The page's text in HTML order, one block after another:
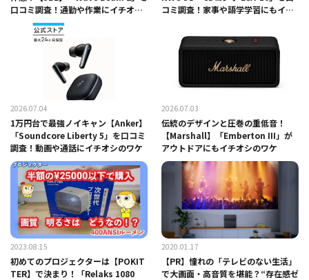
口コミ調査！通勤や作業にイチオシ
コミ調査！家事や語学学習にもイチ
2026.07.04
1万円台で最強ノイキャン【Anker】
「Soundcore Liberty 5」を口コミ
調査！動画や通話にイチオシのワケ
2026.07.03
伝統のデザインと圧巻の重低音！
【Marshall】「Emberton III」が
アウトドアにもイチオシのワケ
2023.08.15
初めてのプロジェクターは【POKIT
TER】で決まり！「Relaks 1080
2020.01.17
【PR】憧れの「テレビのない生活」
で大画面・高音質を堪能？“存在感ゼ